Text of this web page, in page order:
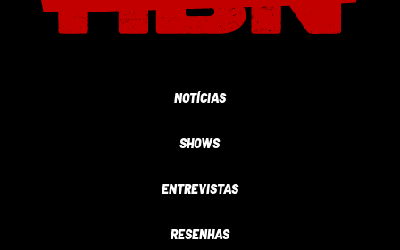
NOTÍCIAS
SHOWS
ENTREVISTAS
RESENHAS